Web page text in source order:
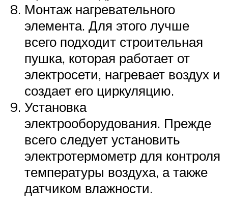
Монтаж нагревательного
элемента. Для этого лучше
всего подходит строительная
пушка, которая работает от
электросети, нагревает воздух и
создает его циркуляцию.
Установка
электрооборудования. Прежде
всего следует установить
электротермометр для контроля
температуры воздуха, а также
датчиком влажности.